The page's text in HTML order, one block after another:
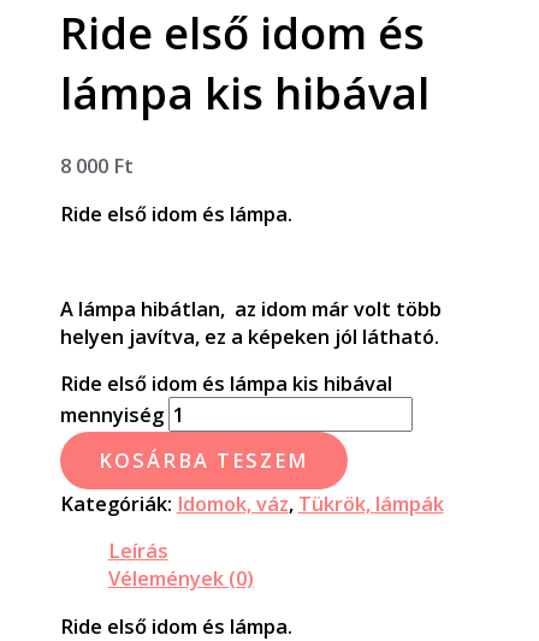
Ride első idom és
lámpa kis hibával
8 000 Ft
Ride első idom és lámpa.
A lámpa hibátlan, az idom már volt több
helyen javítva, ez a képeken jól látható.
Ride első idom és lámpa kis hibával
mennyiség
KOSÁRBA TESZEM
Kategóriák: Idomok, váz, Tükrök, lámpák
Leírás
Vélemények (0)
Ride első idom és lámpa.